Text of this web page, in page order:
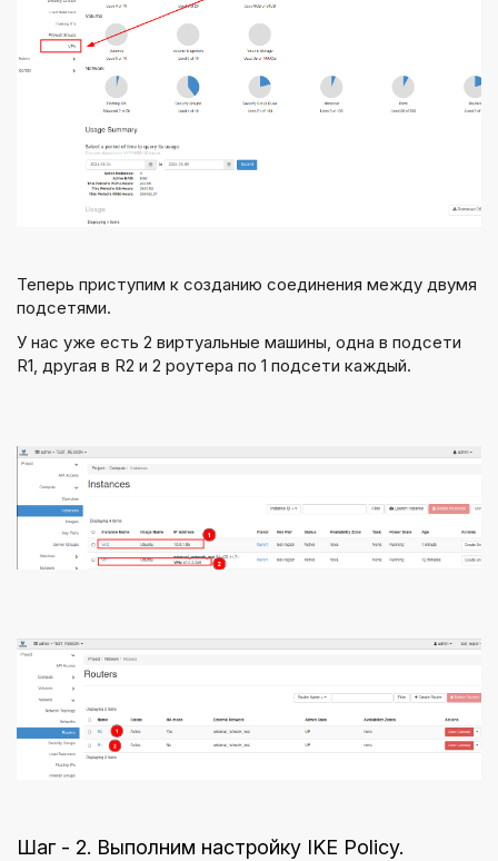
Теперь приступим к созданию соединения между двумя
подсетями.
У нас уже есть 2 виртуальные машины, одна в подсети
R1, другая в R2 и 2 роутера по 1 подсети каждый.
Шаг - 2. Выполним настройку IKE Policy.